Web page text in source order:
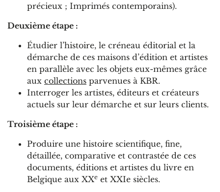
précieux ; Imprimés contemporains).
Deuxième étape :
Étudier l’histoire, le créneau éditorial et la
démarche de ces maisons d’édition et artistes
en parallèle avec les objets eux-mêmes grâce
aux collections parvenues à KBR.
Interroger les artistes, éditeurs et créateurs
actuels sur leur démarche et sur leurs clients.
Troisième étape :
Produire une histoire scientifique, fine,
détaillée, comparative et contrastée de ces
documents, éditions et artistes du livre en
Belgique aux XXe et XXIe siècles.